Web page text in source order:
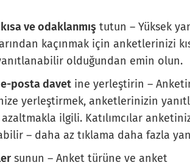
ve odaklanmış tutun – Yüksek
kaçınmak için anketlerinizi
olduğundan emin olun.
e-posta davet ine yerleştirin –
yerleştirmek, anketlerinizin
azaltmakla ilgili. Katılımcılar
– daha az tıklama daha fazla
sunun – Anket türüne ve anket